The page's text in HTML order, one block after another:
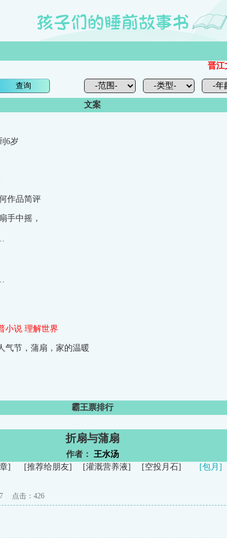
晋江文
文案
6岁
作品简评
手中摇，
小说 理解世界
节，蒲扇，家的温暖
霸王票排行
折扇与蒲扇
作者： 王水汤
] [推荐给朋友] [灌溉营养液] [空投月石] [包月]
点击： 426